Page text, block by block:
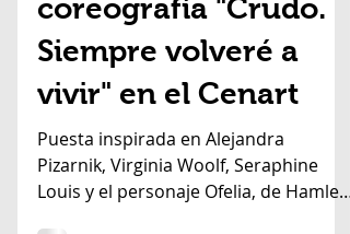
Dance Theater
Company presentará
coreografía "Crudo.
Siempre volveré a
vivir" en el Cenart